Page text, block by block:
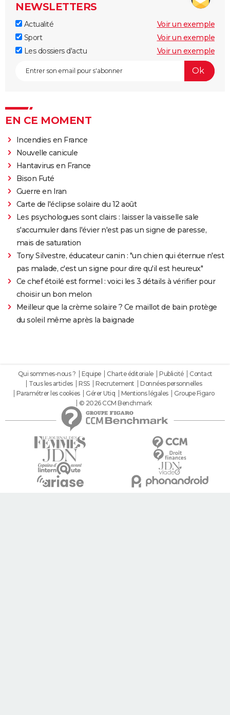
NEWSLETTERS
Actualité
Voir un exemple
Sport
Voir un exemple
Les dossiers d'actu
Voir un exemple
EN CE MOMENT
Incendies en France
Nouvelle canicule
Hantavirus en France
Bison Futé
Guerre en Iran
Carte de l'éclipse solaire du 12 août
Les psychologues sont clairs : laisser la vaisselle sale
s'accumuler dans l'évier n'est pas un signe de paresse,
mais de saturation
Tony Silvestre, éducateur canin : "un chien qui éternue n'est
pas malade, c'est un signe pour dire qu'il est heureux"
Ce chef étoilé est formel : voici les 3 détails à vérifier pour
choisir un bon melon
Meilleur que la crème solaire ? Ce maillot de bain protège
du soleil même après la baignade
Qui sommes-nous ? Equipe Charte éditoriale Publicité
Contact
Tous les articles
RSS Recrutement
Données personnelles
Paramétrer les cookies
Gérer Utiq Mentions légales
Groupe Figaro
© 2026 CCM Benchmark